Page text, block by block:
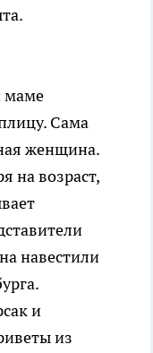
маме
Сама
женщина.
на возраст,
навестили
и
из